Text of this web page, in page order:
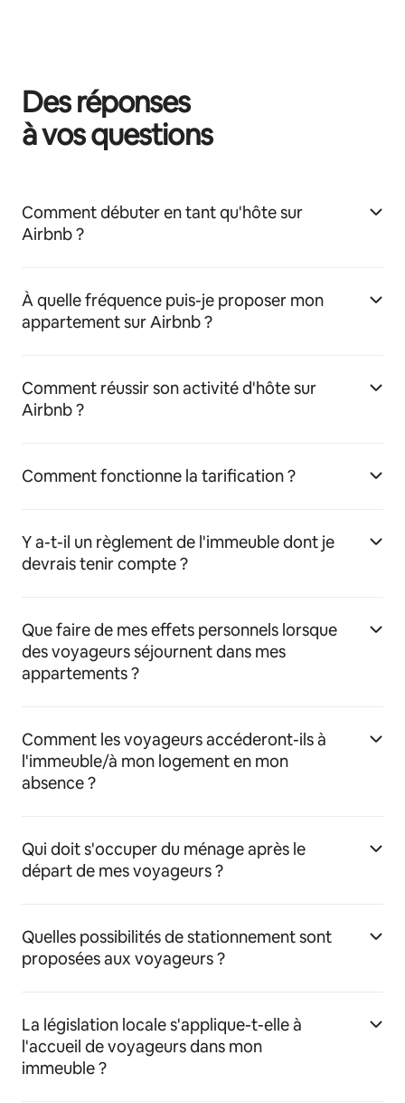
Des réponses
à vos questions
Comment débuter en tant qu'hôte sur
Airbnb ?
À quelle fréquence puis-je proposer mon
appartement sur Airbnb ?
Comment réussir son activité d'hôte sur
Airbnb ?
Comment fonctionne la tarification ?
Y a-t-il un règlement de l'immeuble dont je
devrais tenir compte ?
Que faire de mes effets personnels lorsque
des voyageurs séjournent dans mes
appartements ?
Comment les voyageurs accéderont-ils à
l'immeuble/à mon logement en mon
absence ?
Qui doit s'occuper du ménage après le
départ de mes voyageurs ?
Quelles possibilités de stationnement sont
proposées aux voyageurs ?
La législation locale s'applique-t-elle à
l'accueil de voyageurs dans mon
immeuble ?